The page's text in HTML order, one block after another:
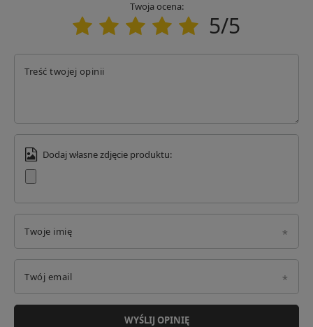
Twoja ocena:
5/5
Treść twojej opinii
Dodaj własne zdjęcie produktu:
Twoje imię
Twój email
WYŚLIJ OPINIĘ